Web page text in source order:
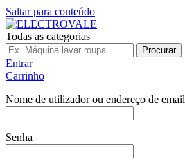
Saltar para conteúdo
Todas as categorias
Procurar
Entrar
Carrinho
Nome de utilizador ou endereço de email
Senha